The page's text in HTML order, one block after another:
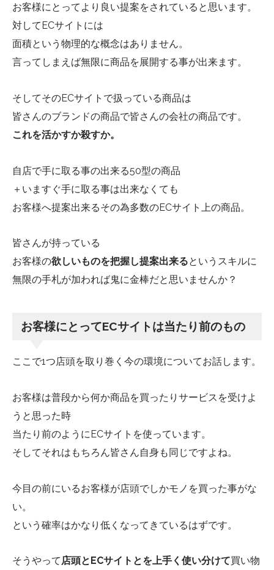
お客様にとってより良い提案をされていると思います。
対してECサイトには
面積という物理的な概念はありません。
言ってしまえば無限に商品を展開する事が出来ます。
そしてそのECサイトで扱っている商品は
皆さんのブランドの商品で皆さんの会社の商品です。
これを活かすか殺すか。
自店で手に取る事の出来る50型の商品
＋いますぐ手に取る事は出来なくても
お客様へ提案出来るその為多数のECサイト上の商品。
皆さんが持っている
お客様の欲しいものを把握し提案出来るというスキルに
無限の手札が加われば鬼に金棒だと思いませんか？
お客様にとってECサイトは当たり前のもの
ここで1つ店頭を取り巻く今の環境についてお話します。
お客様は普段から何か商品を買ったりサービスを受けよ
うと思った時
当たり前のようにECサイトを使っています。
そしてそれはもちろん皆さん自身も同じですよね。
今目の前にいるお客様が店頭でしかモノを買った事がな
い。
という確率はかなり低くなってきているはずです。
そうやって店頭とECサイトとを上手く使い分けて買い物